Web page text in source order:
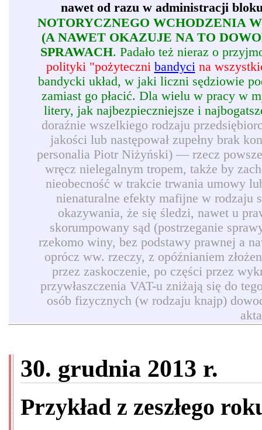
nawet od razu w administracji
NOTORYCZNEGO WCHODZENIA
(A NAWET OKAZUJE NA TO
SPRAWACH. Padało też nieraz o
polityki "pożyteczni bandycina
bandycki układ, w jaki liczni sędziowie
zamiast go płacić. Dla wielu w pracy w
litery, jak najbezpieczniejsze i
doraźnie wszelkiego rodzaju
jakości lub następował zupełny brak
personalia Piotr Niżyński) — rzecz
wręcz nielegalnym tropem, także by
nieobecność w trakcie trwania umowy
nienaturalne efekty mafijne w rodzaju
okazywania, że się śledzi, nawet u
skorumpowany sąd (postrzeganie
rzekomo winy, bez podstawy prawnej a
oprócz ww. rzeczy, z opóźnianiem
przez zaskoczenie, po części przez
przywłaszczenia VAT-u zniżają się do
osób fizycznych (w rodzaju knajp)
30. grudnia 2013 r.
Przykład z zeszłego